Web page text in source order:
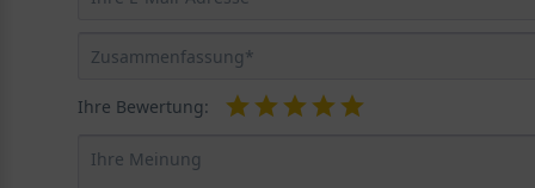
Akzent wirkt. Die Blütenstände stehen kerzenartig
Ideale Standortbedingungen
Um die volle Pracht des Kerzen-Knöterich 'Rosea' zu
Ihre Bewertung: